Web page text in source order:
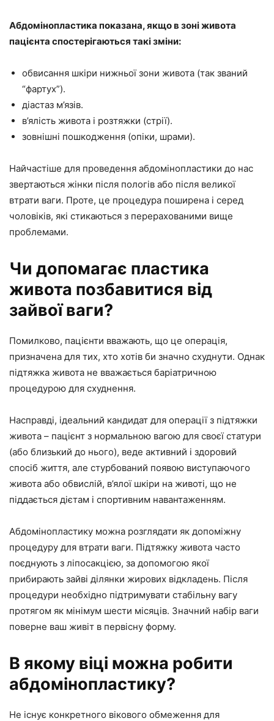
Абдомінопластика показана, якщо в зоні живота
пацієнта спостерігаються такі зміни:
обвисання шкіри нижньої зони живота (так званий
“фартух”).
діастаз м’язів.
в’ялість живота і розтяжки (стрії).
зовнішні пошкодження (опіки, шрами).
Найчастіше для проведення абдомінопластики до нас
звертаються жінки після пологів або після великої
втрати ваги. Проте, це процедура поширена і серед
чоловіків, які стикаються з перерахованими вище
проблемами.
Чи допомагає пластика
живота позбавитися від
зайвої ваги?
Помилково, пацієнти вважають, що це операція,
призначена для тих, хто хотів би значно схуднути. Однак
підтяжка живота не вважається баріатричною
процедурою для схуднення.
Насправді, ідеальний кандидат для операції з підтяжки
живота – пацієнт з нормальною вагою для своєї статури
(або близький до нього), веде активний і здоровий
спосіб життя, але стурбований появою виступаючого
живота або обвислій, в’ялої шкіри на животі, що не
піддається дієтам і спортивним навантаженням.
Абдомінопластику можна розглядати як допоміжну
процедуру для втрати ваги. Підтяжку живота часто
поєднують з ліпосакцією, за допомогою якої
прибирають зайві ділянки жирових відкладень. Після
процедури необхідно підтримувати стабільну вагу
протягом як мінімум шести місяців. Значний набір ваги
поверне ваш живіт в первісну форму.
В якому віці можна робити
абдомінопластику?
Не існує конкретного вікового обмеження для